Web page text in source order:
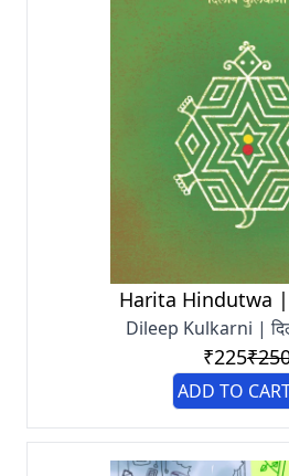
Harita Hindutwa |
Dileep Kulkarni |
₹225
ADD TO